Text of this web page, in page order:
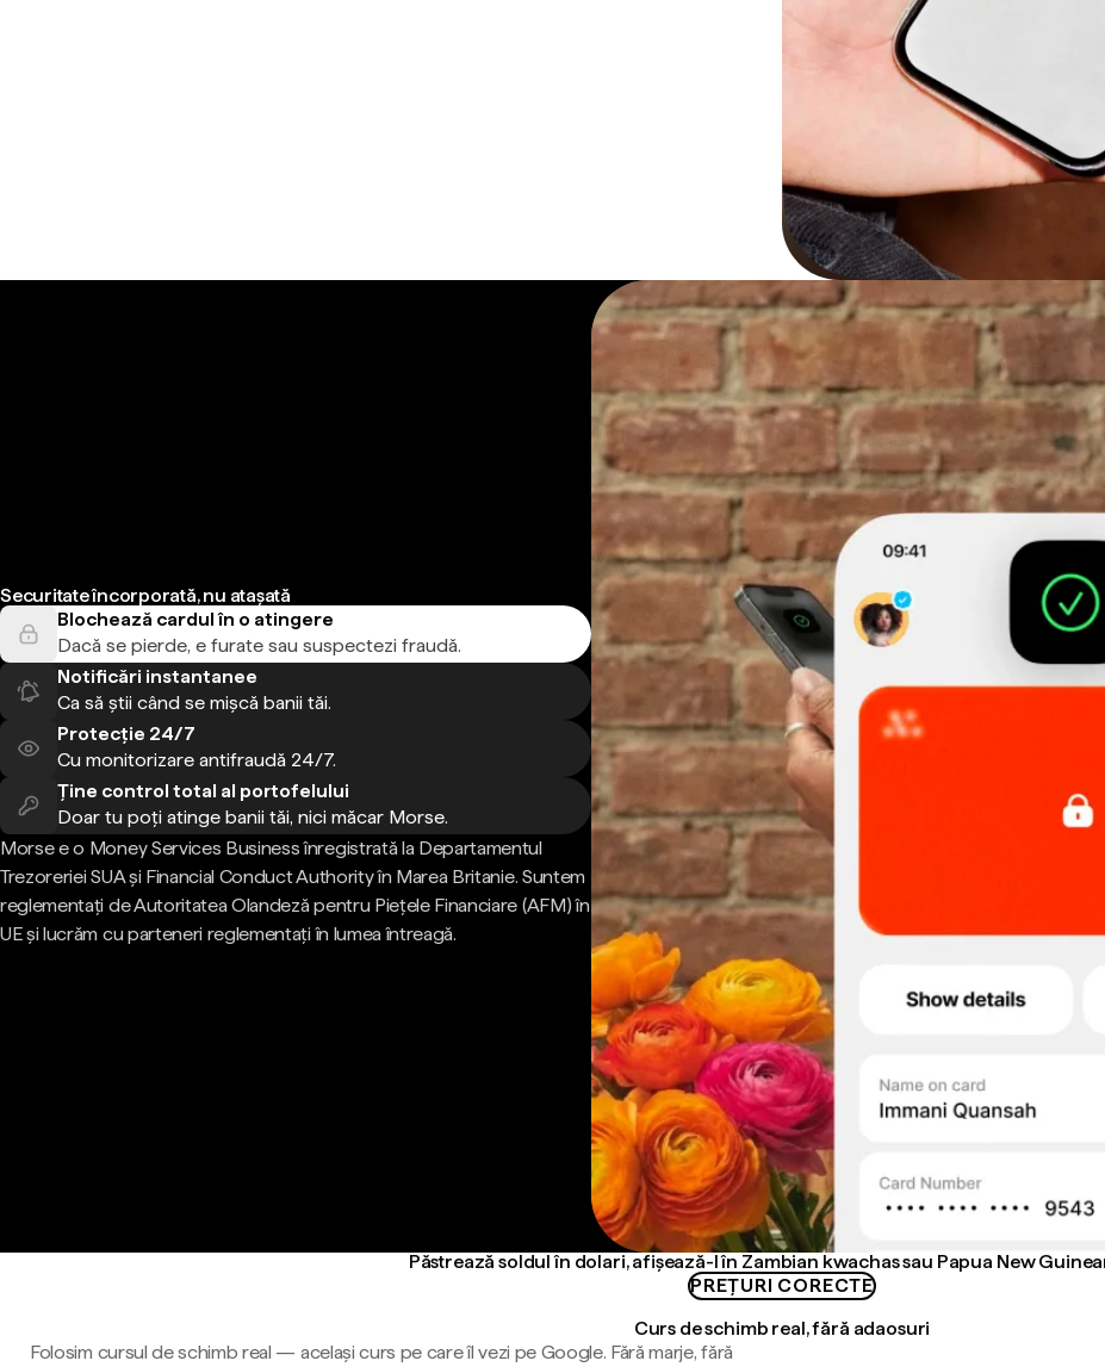
Securitate încorporată, nu atașată
Blochează cardul în o atingere
Dacă se pierde, e furate sau suspectezi fraudă.
Notificări instantanee
Ca să știi când se mișcă banii tăi.
Protecție 24/7
Cu monitorizare antifraudă 24/7.
Ține control total al portofelului
Doar tu poți atinge banii tăi, nici măcar Morse.
Morse e o Money Services Business înregistrată la Departamentul
Trezoreriei SUA și Financial Conduct Authority în Marea Britanie. Suntem
reglementați de Autoritatea Olandeză pentru Piețele Financiare (AFM) în
UE și lucrăm cu parteneri reglementați în lumea întreagă.
Păstrează soldul în dolari, afișează-l în Zambian kwachas sau Papua New
PREȚURI CORECTE
Curs de schimb real, fără adaosuri
Folosim cursul de schimb real — același curs pe care îl vezi pe Google. Fără marje, fără